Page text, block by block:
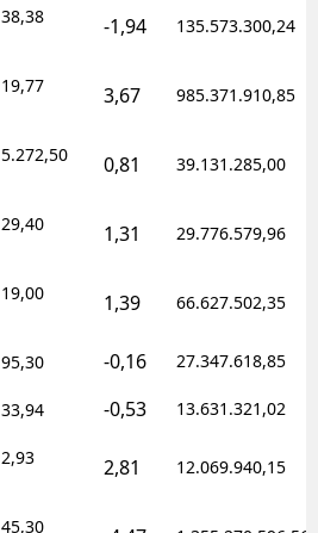
38,38 -1,94 135.573.300,24
19,77 3,67 985.371.910,85
5.272,50 0,81 39.131.285,00
29,40 1,31 29.776.579,96
19,00 1,39 66.627.502,35
95,30 -0,16 27.347.618,85
33,94 -0,53 13.631.321,02
2,93 2,81 12.069.940,15
45,30